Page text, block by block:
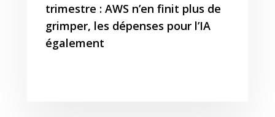
trimestre : AWS n’en finit plus de
grimper, les dépenses pour l’IA
également